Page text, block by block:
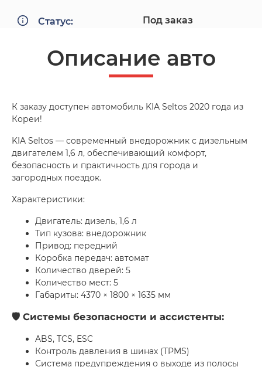
Статус: Под заказ
Описание авто
К заказу доступен автомобиль KIA Seltos 2020 года из
Кореи!
KIA Seltos — современный внедорожник с дизельным
двигателем 1,6 л, обеспечивающий комфорт,
безопасность и практичность для города и
загородных поездок.
Характеристики:
Двигатель: дизель, 1,6 л
Тип кузова: внедорожник
Привод: передний
Коробка передач: автомат
Количество дверей: 5
Количество мест: 5
Габариты: 4370 × 1800 × 1635 мм
🛡 Системы безопасности и ассистенты:
ABS, TCS, ESC
Контроль давления в шинах (TPMS)
Система предупреждения о выходе из полосы